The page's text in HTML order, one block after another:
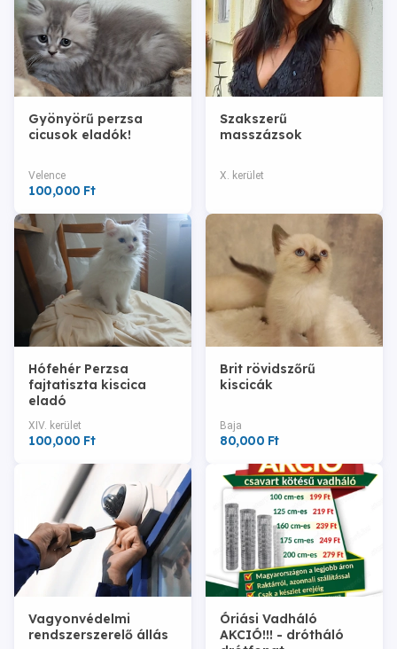
Gyönyörű perzsa
cicusok eladók!
Velence
100,000 Ft
Szakszerű
masszázsok
X. kerület
Hófehér Perzsa
fajtatiszta kiscica
eladó
XIV. kerület
100,000 Ft
Brit rövidszőrű
kiscicák
Baja
80,000 Ft
Vagyonvédelmi
rendszerszerelő állás
Óriási Vadháló
AKCIÓ!!! - drótháló